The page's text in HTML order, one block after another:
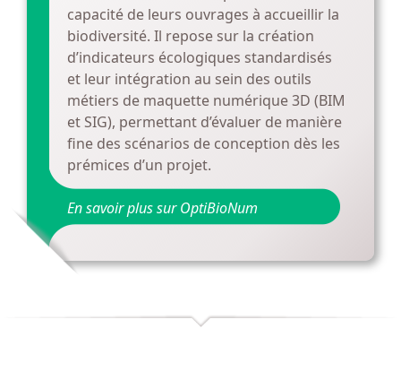
capacité de leurs ouvrages à accueillir la
biodiversité. Il repose sur la création
d’indicateurs écologiques standardisés
et leur intégration au sein des outils
métiers de maquette numérique 3D (BIM
et SIG), permettant d’évaluer de manière
fine des scénarios de conception dès les
prémices d’un projet.
En savoir plus sur OptiBioNum